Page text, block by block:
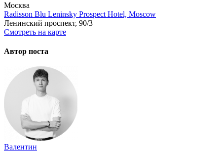
Москва
Radisson Blu Leninsky Prospect Hotel, Moscow
Ленинский проспект, 90/3
Смотреть на карте
Автор поста
Валентин